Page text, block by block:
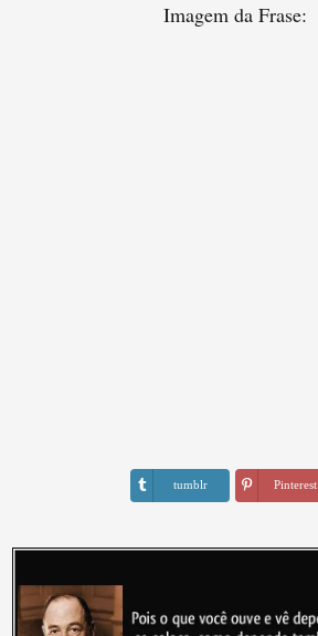
Imagem da Frase:
tumblr Pinterest